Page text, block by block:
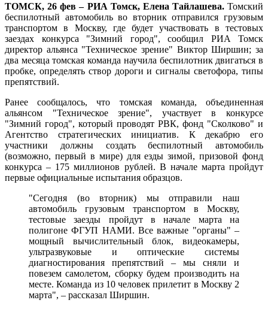
ТОМСК, 26 фев – РИА Томск, Елена Тайлашева.Томский
беспилотный автомобиль во вторник отправился грузовым
транспортом в Москву, где будет участвовать в тестовых
заездах конкурса "Зимний город", сообщил РИА Томск
директор альянса "Техническое зрение" Виктор Ширшин; за
два месяца томская команда научила беспилотник двигаться в
пробке, определять створ дороги и сигналы светофора, типы
препятствий.
Ранее сообщалось, что томская команда, объединенная
альянсом "Техническое зрение", участвует в конкурсе
"Зимний город", который проводят РВК, фонд "Сколково" и
Агентство стратегических инициатив. К декабрю его
участники должны создать беспилотный автомобиль
(возможно, первый в мире) для езды зимой, призовой фонд
конкурса – 175 миллионов рублей. В начале марта пройдут
первые официальные испытания образцов.
"Сегодня (во вторник) мы отправили наш
автомобиль грузовым транспортом в Москву,
тестовые заезды пройдут в начале марта на
полигоне ФГУП НАМИ. Все важные "органы" –
мощный вычислительный блок, видеокамеры,
ультразвуковые и оптические системы
диагностирования препятствий – мы сняли и
повезем самолетом, сборку будем производить на
месте. Команда из 10 человек прилетит в Москву 2
марта", – рассказал Ширшин.